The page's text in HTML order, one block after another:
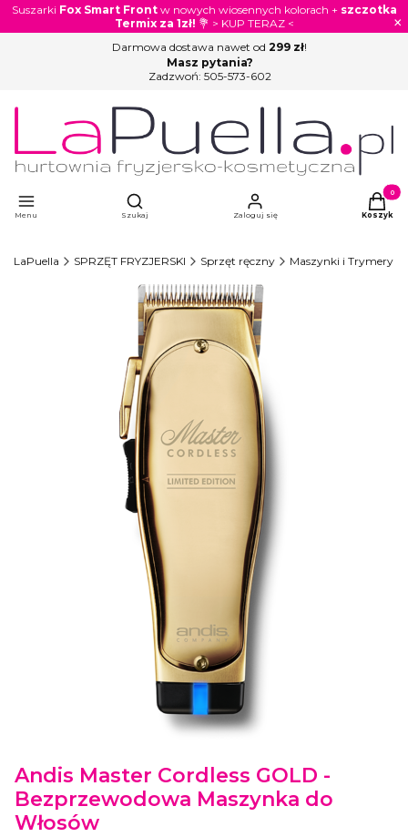
Suszarki Fox Smart Frontw nowych wiosennych kolorach + szczotka
Termix za 1zł! 💐 > KUP TERAZ < ×
Darmowa dostawa nawet od 299 zł!
Masz pytania?
Zadzwoń: 505-573-602
Menu
Otwórz wyszukiwarkę
Szukaj Zaloguj się Koszyk
LaPuella SPRZĘT FRYZJERSKI Sprzęt ręczny Maszynki i Trymery
Andis Master Cordless GOLD -
Bezprzewodowa Maszynka do
Włosów